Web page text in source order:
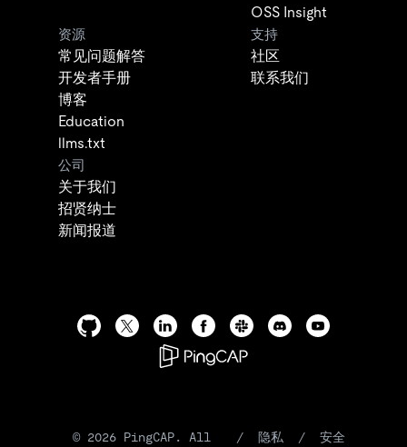
OSS Insight
资源
常见问题解答
开发者手册
博客
Education
llms.txt
支持
社区
联系我们
公司
关于我们
招贤纳士
新闻报道
© 2026 PingCAP. All / 隐私 / 安全